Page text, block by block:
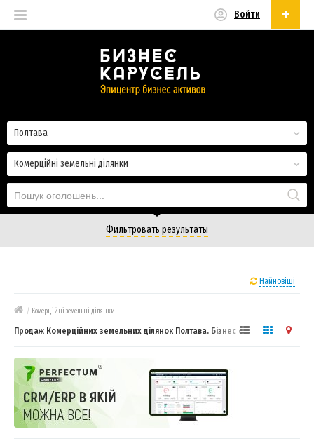
Войти
Комерційні земельні ділянки
Полтава
Фильтровать результаты
Найновіші
/ Комерційні земельні ділянки
Продаж Комерційних земельних ділянок Полтава. Бізнес спільнота.